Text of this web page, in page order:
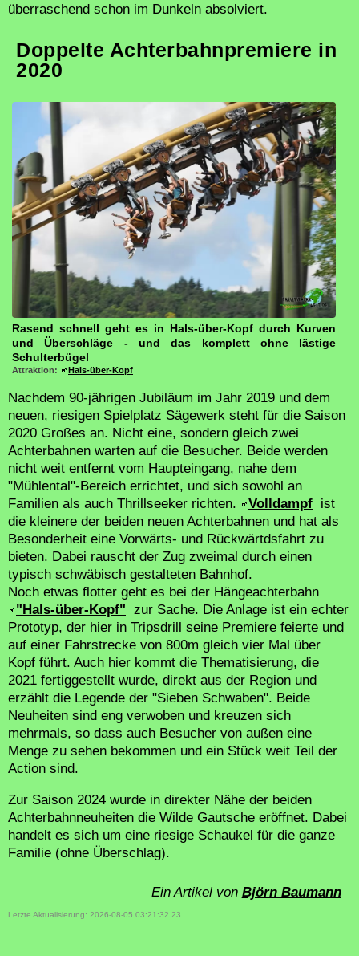
überraschend schon im Dunkeln absolviert.
Doppelte Achterbahnpremiere in
2020
Rasend schnell geht es in Hals-über-Kopf durch Kurven
und Überschläge - und das komplett ohne lästige
Schulterbügel
Attraktion: Hals-über-Kopf
Nachdem 90-jährigen Jubiläum im Jahr 2019 und dem
neuen, riesigen Spielplatz Sägewerk steht für die Saison
2020 Großes an. Nicht eine, sondern gleich zwei
Achterbahnen warten auf die Besucher. Beide werden
nicht weit entfernt vom Haupteingang, nahe dem
"Mühlental"-Bereich errichtet, und sich sowohl an
Familien als auch Thrillseeker richten.
Volldampf ist
die kleinere der beiden neuen Achterbahnen und hat als
Besonderheit eine Vorwärts- und Rückwärtdsfahrt zu
bieten. Dabei rauscht der Zug zweimal durch einen
typisch schwäbisch gestalteten Bahnhof.
Noch etwas flotter geht es bei der Hängeachterbahn
"Hals-über-Kopf" zur Sache. Die Anlage ist ein echter
Prototyp, der hier in Tripsdrill seine Premiere feierte und
auf einer Fahrstrecke von 800m gleich vier Mal über
Kopf führt. Auch hier kommt die Thematisierung, die
2021 fertiggestellt wurde, direkt aus der Region und
erzählt die Legende der "Sieben Schwaben". Beide
Neuheiten sind eng verwoben und kreuzen sich
mehrmals, so dass auch Besucher von außen eine
Menge zu sehen bekommen und ein Stück weit Teil der
Action sind.
Zur Saison 2024 wurde in direkter Nähe der beiden
Achterbahnneuheiten die Wilde Gautsche eröffnet. Dabei
handelt es sich um eine riesige Schaukel für die ganze
Familie (ohne Überschlag).
Ein Artikel von Björn Baumann
Letzte Aktualisierung: 2026-08-05 03:21:32.23